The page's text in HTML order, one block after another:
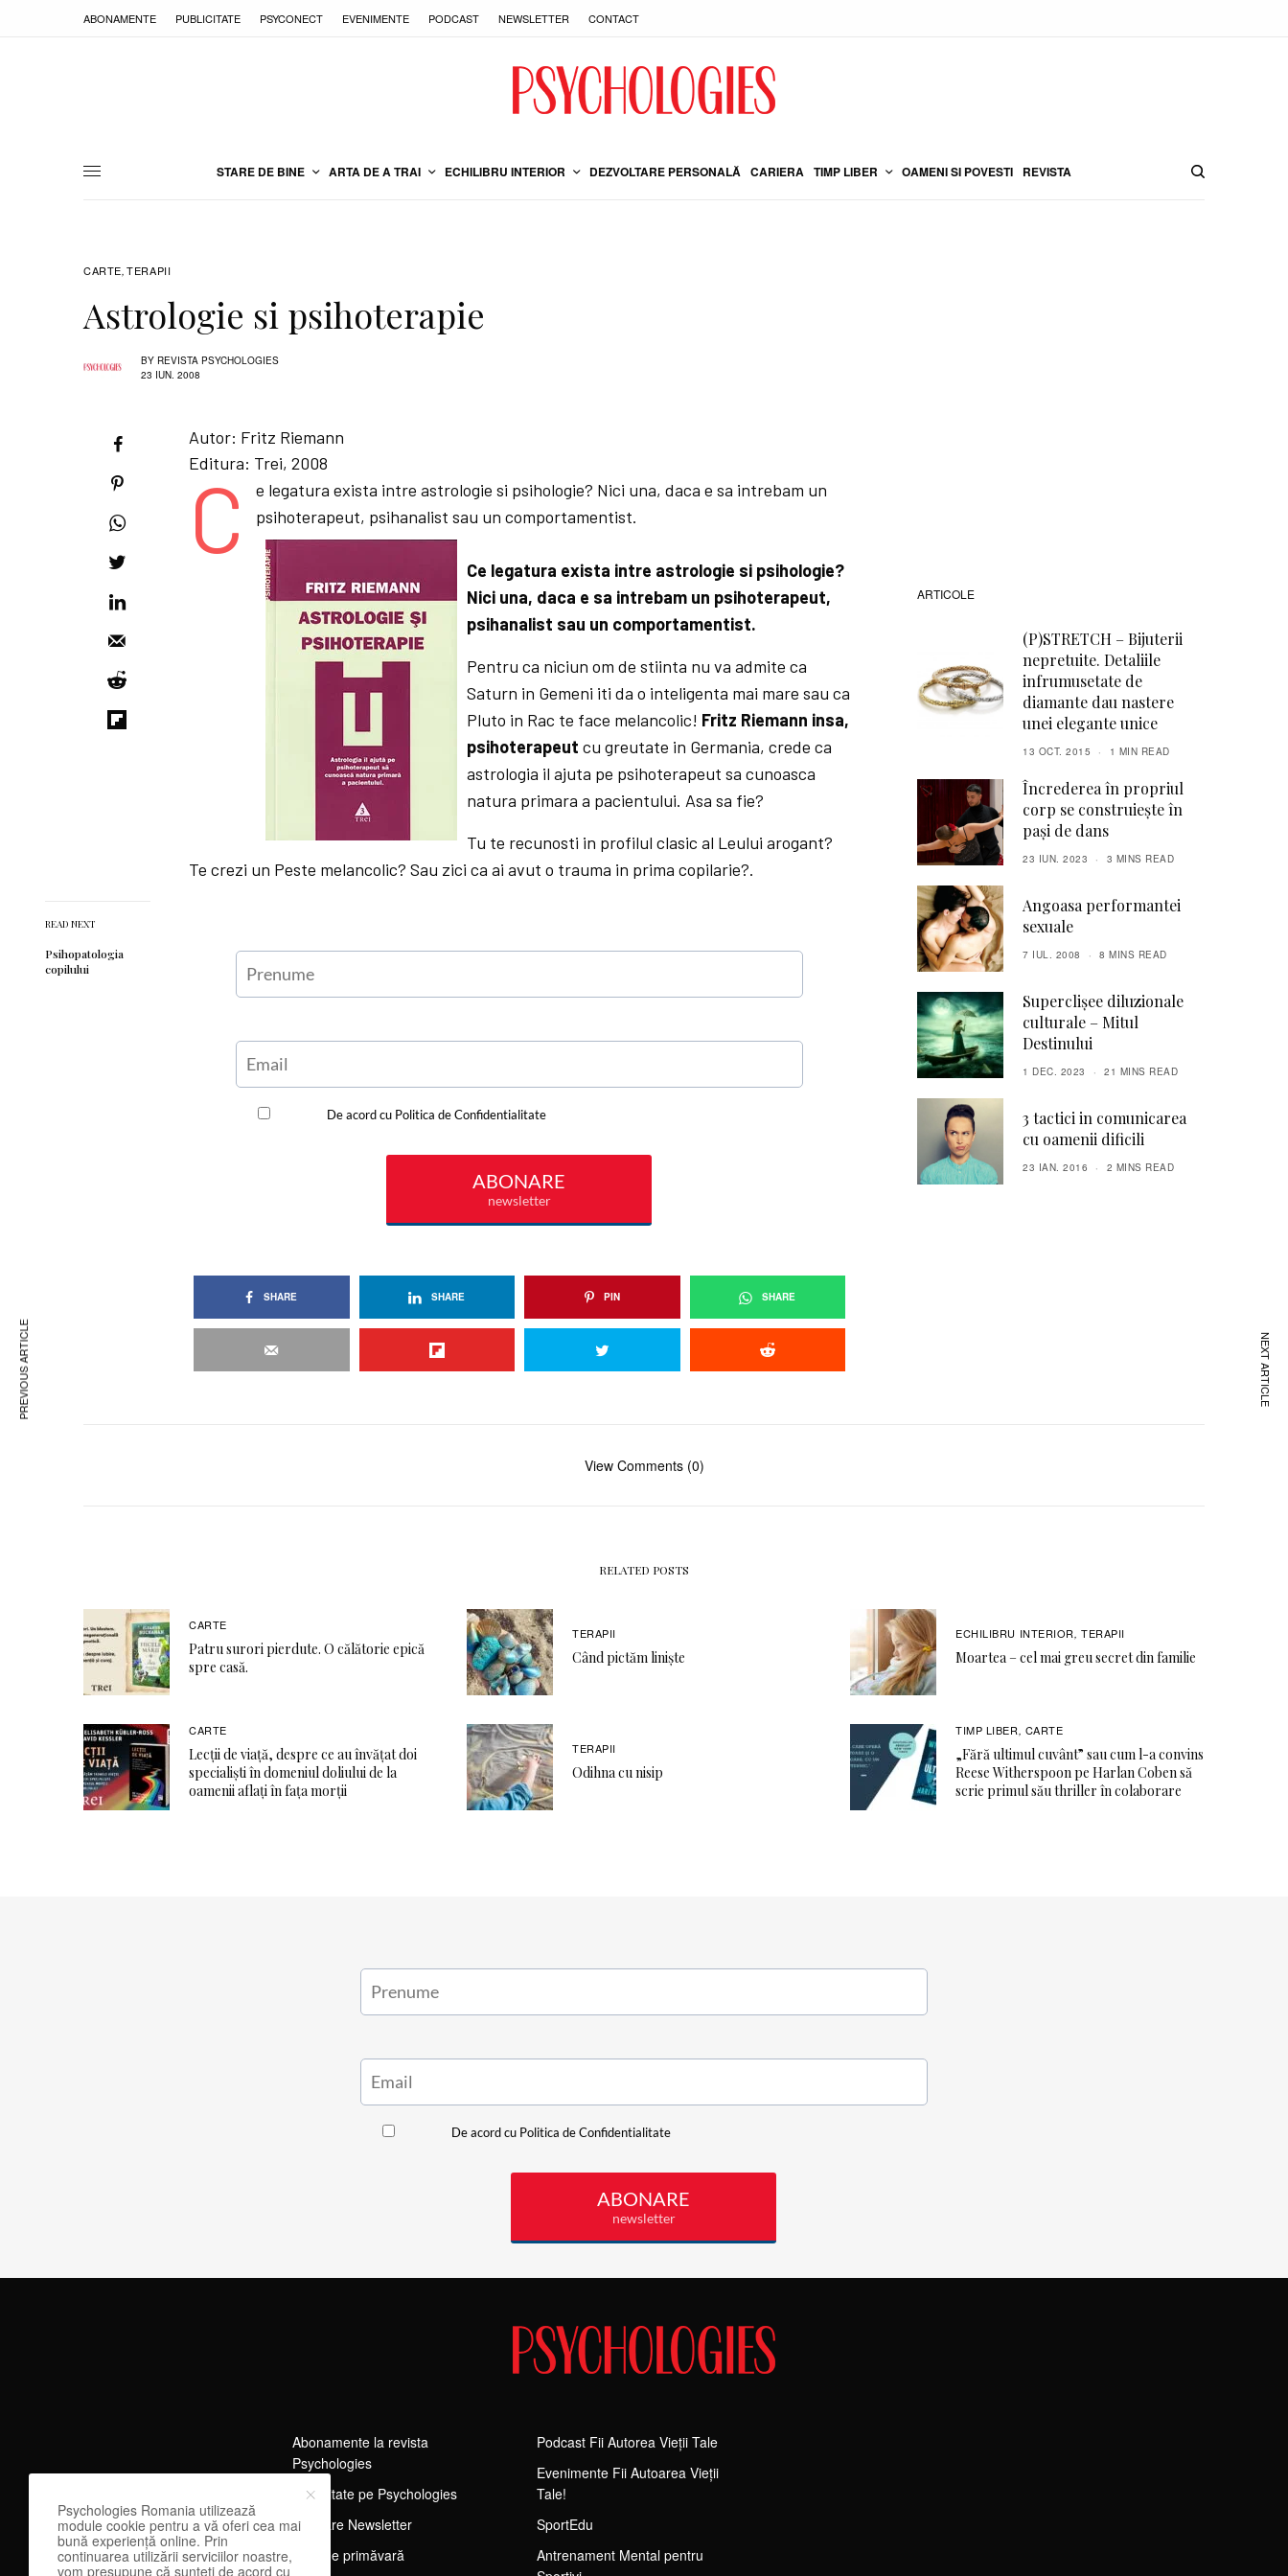
ABONAMENTE PUBLICITATE PSYCONECT EVENIMENTE PODCAST NEWSLETTER CONTACT
STARE DE BINE ARTA DE A TRAI ECHILIBRU INTERIOR DEZVOLTARE PERSONALĂ CARIERA TIMP LIBER OAMENI SI POVESTI REVISTA
CARTE, TERAPII
Astrologie si psihoterapie
BY REVISTA PSYCHOLOGIES
23 IUN. 2008
READ NEXT
Psihopatologia
copilului
Autor: Fritz Riemann
Editura: Trei, 2008
C
e legatura exista intre astrologie si psihologie? Nici una, daca e sa intrebam un
psihoterapeut, psihanalist sau un comportamentist.
Ce legatura exista intre astrologie si psihologie?
Nici una, daca e sa intrebam un psihoterapeut,
psihanalist sau un comportamentist.
Pentru ca niciun om de stiinta nu va admite ca
Saturn in Gemeni iti da o inteligenta mai mare sau ca
Pluto in Rac te face melancolic! Fritz Riemann insa,
psihoterapeut cu greutate in Germania, crede ca
astrologia il ajuta pe psihoterapeut sa cunoasca
natura primara a pacientului. Asa sa fie?
Tu te recunosti in profilul clasic al Leului arogant?
Te crezi un Peste melancolic? Sau zici ca ai avut o trauma in prima copilarie?.
SHARE SHARE PIN SHARE
ARTICOLE
(P)STRETCH – Bijuterii
nepretuite. Detaliile
infrumusetate de
diamante dau nastere
unei elegante unice
13 OCT. 2015 1 MIN READ
Încrederea în propriul
corp se construiește în
pași de dans
23 IUN. 2023 3 MINS READ
Angoasa performantei
sexuale
7 IUL. 2008 8 MINS READ
Superclișee diluzionale
culturale – Mitul
Destinului
1 DEC. 2023 21 MINS READ
3 tactici in comunicarea
cu oamenii dificili
23 IAN. 2016 2 MINS READ
PREVIOUS ARTICLE NEXT ARTICLE
View Comments (0)
RELATED POSTS
CARTE
Patru surori pierdute. O călătorie epică
spre casă.
TERAPII
Când pictăm liniște
ECHILIBRU INTERIOR,TERAPII
Moartea – cel mai greu secret din familie
CARTE
Lecții de viață, despre ce au învățat doi
specialiști în domeniul doliului de la
oamenii aflați în fața morții
TERAPII
Odihna cu nisip
TIMP LIBER, CARTE
„Fără ultimul cuvânt” sau cum l-a convins
Reese Witherspoon pe Harlan Coben să
scrie primul său thriller în colaborare
Abonamente la revista
Psychologies
Publicitate pe Psychologies
Abonare Newsletter
Tărg de primăvară
Podcast Fii Autorea Vieții Tale
Evenimente Fii Autoarea Vieții
Tale!
SportEdu
Antrenament Mental pentru
Psychologies Romania utilizează
module cookie pentru a vă oferi cea mai
bună experiență online. Prin
continuarea utilizării serviciilor noastre,
vom presupune că sunteți de acord cu